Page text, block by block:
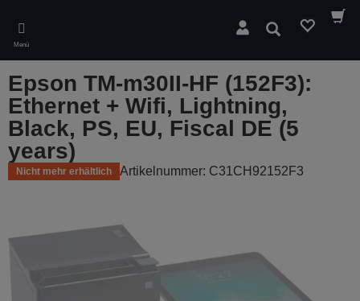
main
content
Menü
Suchen
Epson TM-m30II-HF (152F3):
Ethernet + Wifi, Lightning,
Black, PS, EU, Fiscal DE (5
years)
Nicht mehr erhältlich Artikelnummer: C31CH92152F3